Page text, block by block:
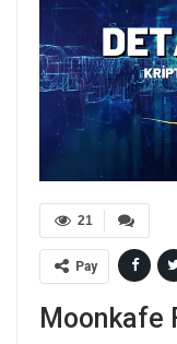
21
Pay
Moonkafe